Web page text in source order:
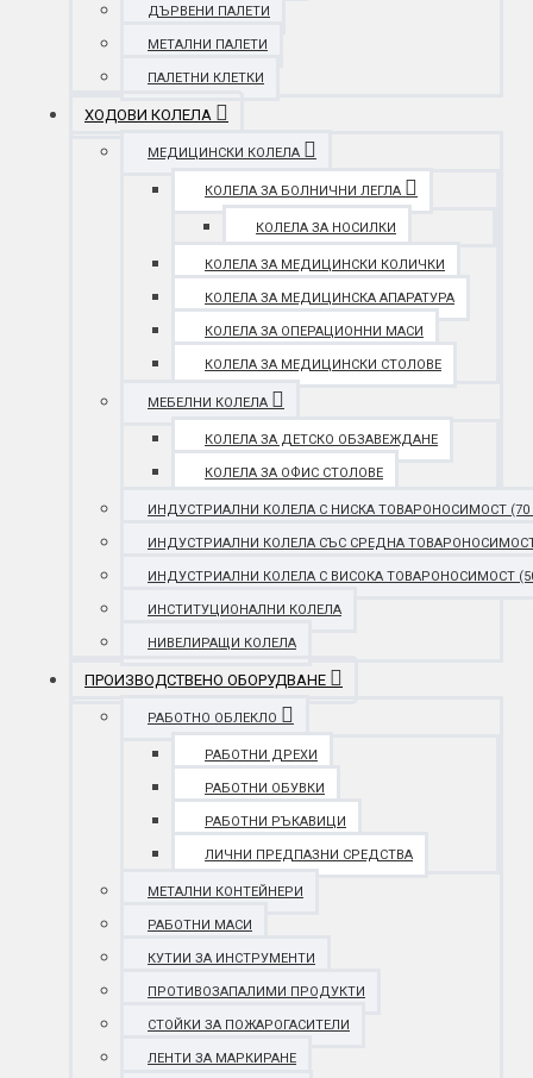
ДЪРВЕНИ ПАЛЕТИ
МЕТАЛНИ ПАЛЕТИ
ПАЛЕТНИ КЛЕТКИ
ХОДОВИ КОЛЕЛА
МЕДИЦИНСКИ КОЛЕЛА
КОЛЕЛА ЗА БОЛНИЧНИ ЛЕГЛА
КОЛЕЛА ЗА НОСИЛКИ
КОЛЕЛА ЗА МЕДИЦИНСКИ КОЛИЧКИ
КОЛЕЛА ЗА МЕДИЦИНСКА АПАРАТУРА
КОЛЕЛА ЗА ОПЕРАЦИОННИ МАСИ
КОЛЕЛА ЗА МЕДИЦИНСКИ СТОЛОВЕ
МЕБЕЛНИ КОЛЕЛА
КОЛЕЛА ЗА ДЕТСКО ОБЗАВЕЖДАНЕ
КОЛЕЛА ЗА ОФИС СТОЛОВЕ
ИНДУСТРИАЛНИ КОЛЕЛА С НИСКА ТОВАРОНОСИМОСТ (70 -
ИНДУСТРИАЛНИ КОЛЕЛА СЪС СРЕДНА ТОВАРОНОСИМОСТ
ИНДУСТРИАЛНИ КОЛЕЛА С ВИСОКА ТОВАРОНОСИМОСТ
ИНСТИТУЦИОНАЛНИ КОЛЕЛА
НИВЕЛИРАЩИ КОЛЕЛА
ПРОИЗВОДСТВЕНО ОБОРУДВАНЕ
РАБОТНО ОБЛЕКЛО
РАБОТНИ ДРЕХИ
РАБОТНИ ОБУВКИ
РАБОТНИ РЪКАВИЦИ
ЛИЧНИ ПРЕДПАЗНИ СРЕДСТВА
МЕТАЛНИ КОНТЕЙНЕРИ
РАБОТНИ МАСИ
КУТИИ ЗА ИНСТРУМЕНТИ
ПРОТИВОЗАПАЛИМИ ПРОДУКТИ
СТОЙКИ ЗА ПОЖАРОГАСИТЕЛИ
ЛЕНТИ ЗА МАРКИРАНЕ